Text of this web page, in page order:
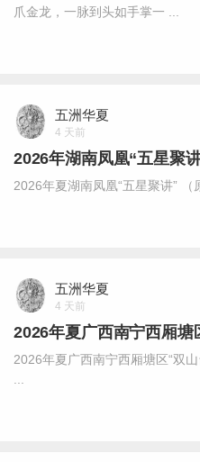
爪金龙，一脉到头如手掌一 ...
五洲华夏
4 天前
2026年湖南凤凰“五星聚
2026年夏湖南凤凰“五星聚讲” （
五洲华夏
4 天前
2026年夏广西南宁西厢塘
2026年夏广西南宁西厢塘区“双